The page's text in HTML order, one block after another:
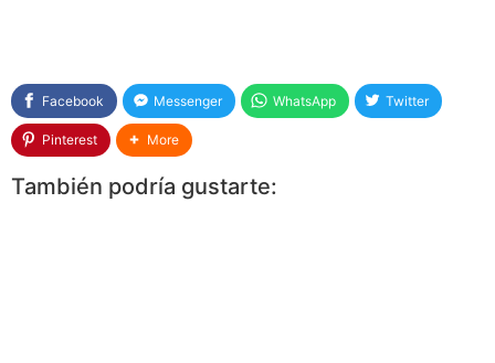
Facebook Messenger WhatsApp Twitter
Pinterest More
También podría gustarte: